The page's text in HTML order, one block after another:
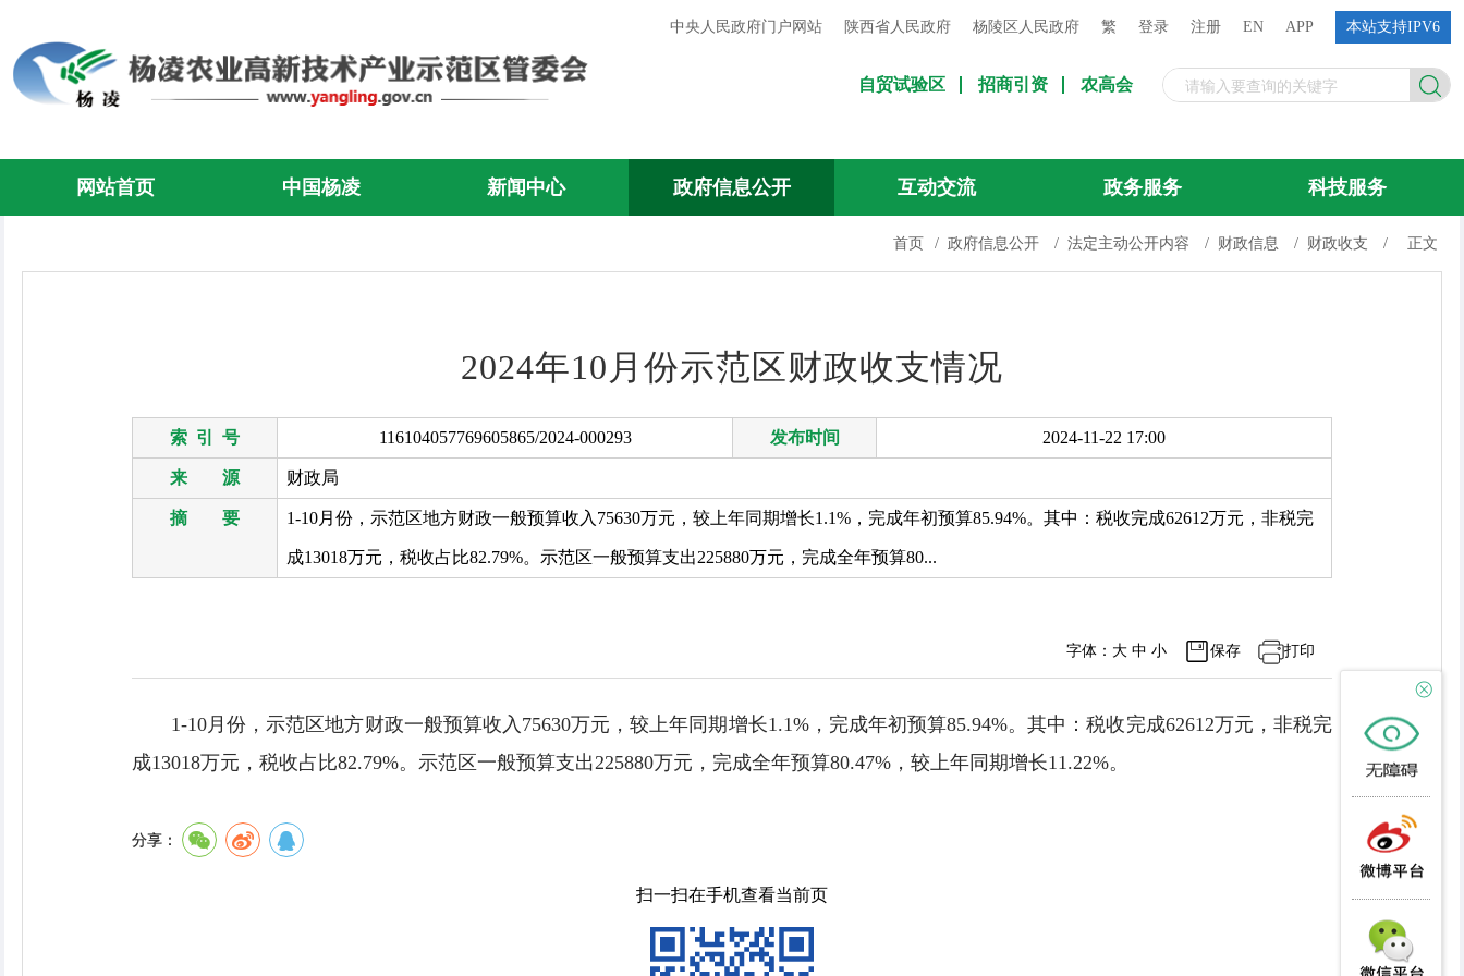
中央人民政府门户网站 陕西省人民政府 杨陵区人民政府 繁 登录 注册 EN APP 本站支持IPV6
自贸试验区 招商引资 农高会
网站首页 中国杨凌 新闻中心 政府信息公开 互动交流 政务服务 科技服务
首页 / 政府信息公开 / 法定主动公开内容 / 财政信息 / 财政收支 / 正文
2024年10月份示范区财政收支情况
索 引 号 116104057769605865/2024-000293 发布时间 2024-11-22 17:00
来 源 财政局
摘 要 1-10月份，示范区地方财政一般预算收入75630万元，较上年同期增长1.1%，完成年初预算85.94%。其中：税收完成62612万元，非税完
成13018万元，税收占比82.79%。示范区一般预算支出225880万元，完成全年预算80...
打印
保存
字体： 大 中 小
1-10月份，示范区地方财政一般预算收入75630万元，较上年同期增长1.1%，完成年初预算85.94%。其中：税收完成62612万元，非税完
成13018万元，税收占比82.79%。示范区一般预算支出225880万元，完成全年预算80.47%，较上年同期增长11.22%。
分享：
扫一扫在手机查看当前页